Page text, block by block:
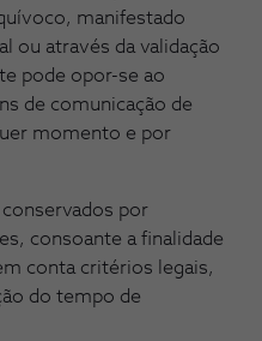
manifestado
ou através da validação
pode opor-se ao
de comunicação de
momento e por
por
consoante a finalidade
conta critérios legais,
do tempo de